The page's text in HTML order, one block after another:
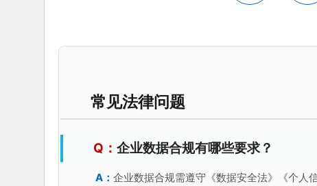
常见法律问题
企业数据合规有哪些要求？
企业数据合规需遵守《数据安全法》《个人